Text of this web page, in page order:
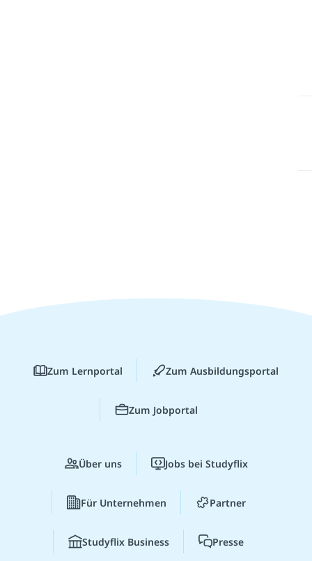
Zum Lernportal Zum Ausbildungsportal
Zum Jobportal
Über uns Jobs bei Studyflix
Für Unternehmen Partner
Studyflix Business Presse